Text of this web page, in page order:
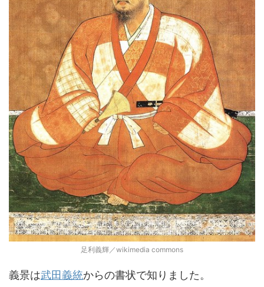
足利義輝／wikimedia commons
義景は武田義統からの書状で知りました。